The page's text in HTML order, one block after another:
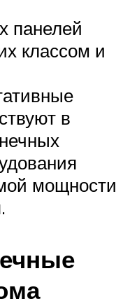
панелей
классом и
в
мощности